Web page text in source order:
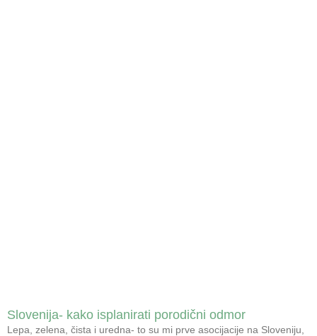
Slovenija- kako isplanirati porodični odmor
Lepa, zelena, čista i uredna- to su mi prve asocijacije na Sloveniju,